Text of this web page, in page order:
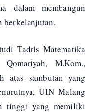
dalam membangun
berkelanjutan.
Tadris Matematika
M.Kom.,
atas sambutan yang
UIN Malang
tinggi yang memiliki